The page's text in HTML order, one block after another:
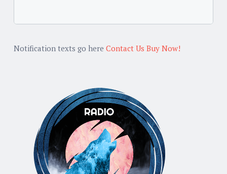
Notification texts go here Contact Us Buy Now!